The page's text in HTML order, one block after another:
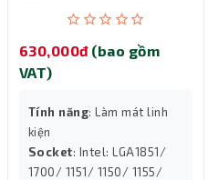
630,000đ (bao gồm
VAT)
Tính năng: Làm mát linh
kiện
Socket: Intel: LGA1851/
1700/ 1151/ 1150/ 1155/